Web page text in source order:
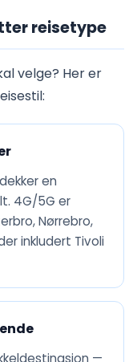
reisetype
velge? Her er
dekker en
4G/5G er
Nørrebro,
inkludert Tivoli
—